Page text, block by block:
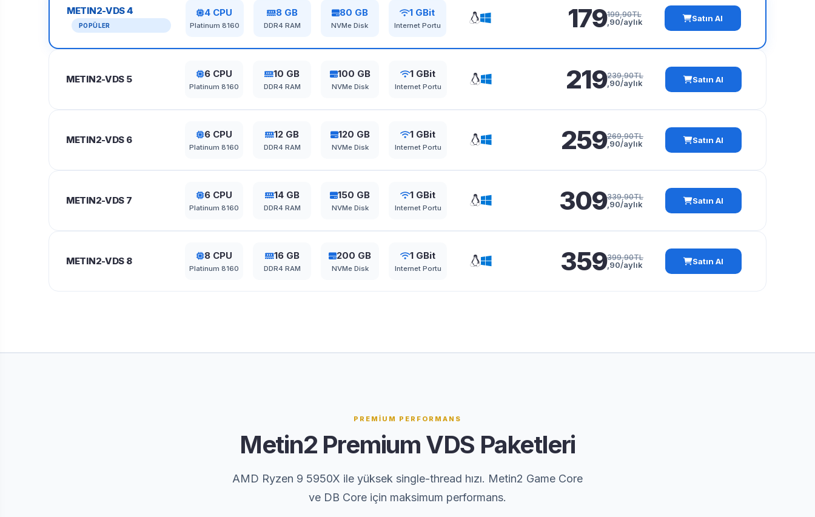
METIN2-VDS 4
POPÜLER
4 CPU
Platinum 8160
8 GB
DDR4 RAM
80 GB
NVMe Disk
1 GBit
Internet Portu 179199,90TL
,90/aylık Satın Al
METIN2-VDS 5 6 CPU
Platinum 8160
10 GB
DDR4 RAM
100 GB
NVMe Disk
1 GBit
Internet Portu 219239,90TL
,90/aylık Satın Al
METIN2-VDS 6 6 CPU
Platinum 8160
12 GB
DDR4 RAM
120 GB
NVMe Disk
1 GBit
Internet Portu 259269,90TL
,90/aylık Satın Al
METIN2-VDS 7 6 CPU
Platinum 8160
14 GB
DDR4 RAM
150 GB
NVMe Disk
1 GBit
Internet Portu 309339,90TL
,90/aylık Satın Al
METIN2-VDS 8 8 CPU
Platinum 8160
16 GB
DDR4 RAM
200 GB
NVMe Disk
1 GBit
Internet Portu 359399,90TL
,90/aylık Satın Al
PREMİUM PERFORMANS
Metin2 Premium VDS Paketleri
AMD Ryzen 9 5950X ile yüksek single-thread hızı. Metin2 Game Core
ve DB Core için maksimum performans.